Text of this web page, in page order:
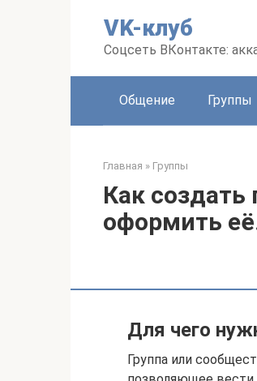
VK-клуб
Соцсеть ВКонтакте:
Общение Группы
Главная » Группы
Как создать
оформить
Для чего
Группа или